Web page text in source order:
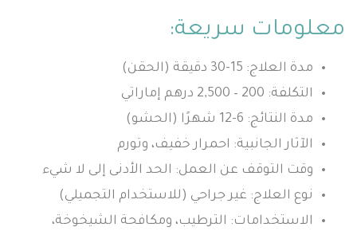
معلومات سريعة:
مدة العلاج: 15-30 دقيقة (الحقن)
التكلفة: 200 – 2,500 درهم إماراتي
مدة النتائج: 6-12 شهرًا (الحشو)
الآثار الجانبية: احمرار خفيف، وتورم
وقت التوقف عن العمل: الحد الأدنى إلى لا شيء
نوع العلاج: غير جراحي (للاستخدام التجميلي)
الاستخدامات: الترطيب، ومكافحة الشيخوخة،